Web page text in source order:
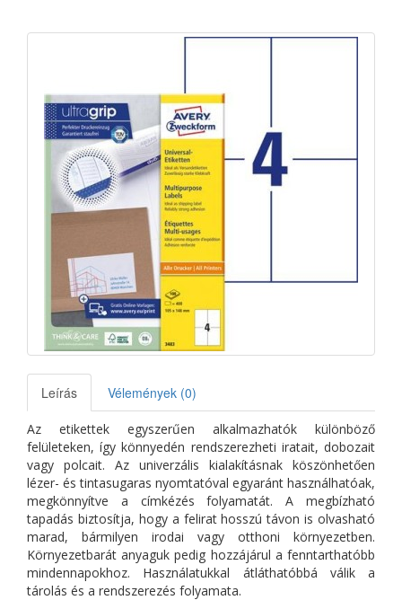
Leírás Vélemények (0)
Az etikettek egyszerűen alkalmazhatók különböző
felületeken, így könnyedén rendszerezheti iratait, dobozait
vagy polcait. Az univerzális kialakításnak köszönhetően
lézer- és tintasugaras nyomtatóval egyaránt használhatóak,
megkönnyítve a címkézés folyamatát. A megbízható
tapadás biztosítja, hogy a felirat hosszú távon is olvasható
marad, bármilyen irodai vagy otthoni környezetben.
Környezetbarát anyaguk pedig hozzájárul a fenntarthatóbb
mindennapokhoz. Használatukkal átláthatóbbá válik a
tárolás és a rendszerezés folyamata.